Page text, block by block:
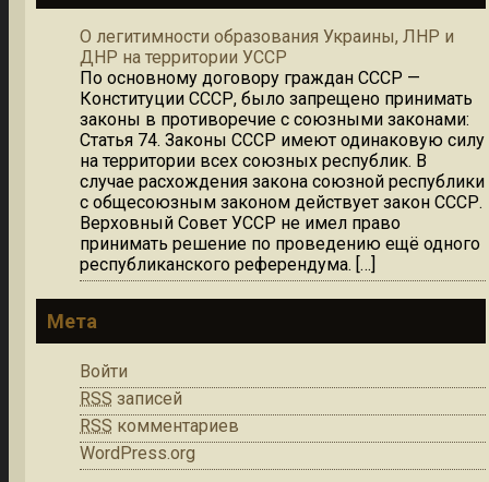
О легитимности образования Украины, ЛНР и
ДНР на территории УССР
По основному договору граждан СССР —
Конституции СССР, было запрещено принимать
законы в противоречие с союзными законами:
Статья 74. Законы СССР имеют одинаковую силу
на территории всех союзных республик. В
случае расхождения закона союзной республики
с общесоюзным законом действует закон СССР.
Верховный Совет УССР не имел право
принимать решение по проведению ещё одного
республиканского референдума. […]
Мета
Войти
RSS записей
RSS комментариев
WordPress.org